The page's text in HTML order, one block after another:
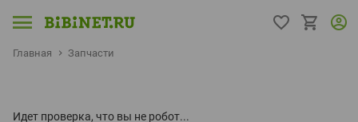
Главная Запчасти
Идет проверка, что вы не робот...